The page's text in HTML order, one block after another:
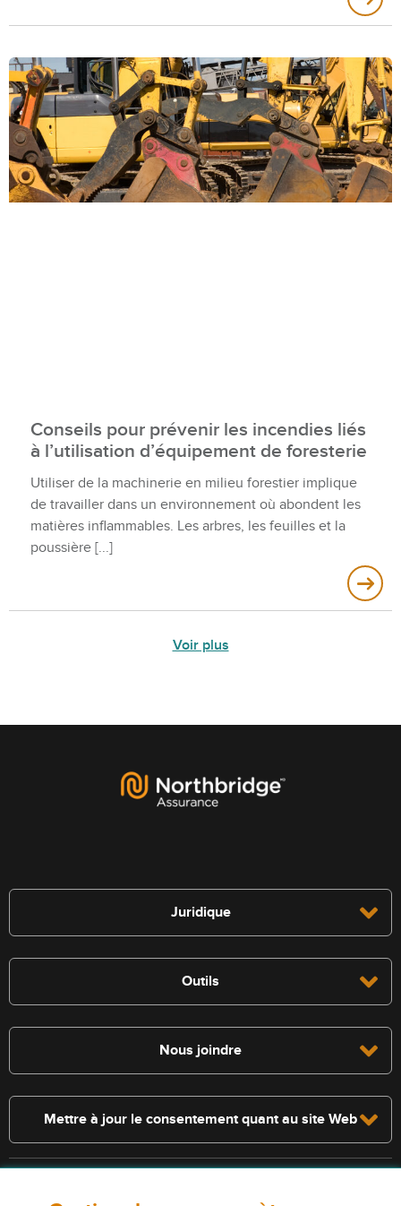
Conseils pour prévenir les incendies liés
à l’utilisation d’équipement de foresterie
Utiliser de la machinerie en milieu forestier implique
de travailler dans un environnement où abondent les
matières inflammables. Les arbres, les feuilles et la
poussière
Voir plus
Juridique
Outils
Nous joindre
Mettre à jour le consentement quant au site Web